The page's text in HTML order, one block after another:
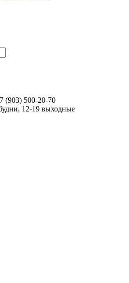
(903) 500-20-70
12-19 выходные